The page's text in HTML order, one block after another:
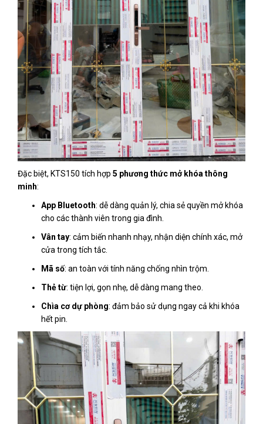
Đặc biệt, KTS150 tích hợp 5 phương thức mở khóa thông
minh:
App Bluetooth: dễ dàng quản lý, chia sẻ quyền mở khóa
cho các thành viên trong gia đình.
Vân tay: cảm biến nhanh nhạy, nhận diện chính xác, mở
cửa trong tích tắc.
Mã số: an toàn với tính năng chống nhìn trộm.
Thẻ từ: tiện lợi, gọn nhẹ, dễ dàng mang theo.
Chìa cơ dự phòng: đảm bảo sử dụng ngay cả khi khóa
hết pin.